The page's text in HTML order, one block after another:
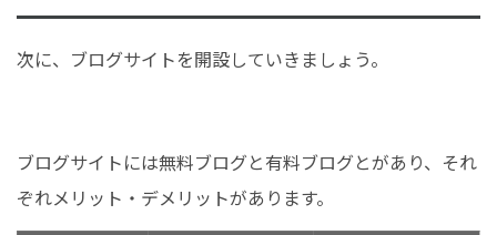
次に、ブログサイトを開設していきましょう。
ブログサイトには無料ブログと有料ブログとがあり、それ
ぞれメリット・デメリットがあります。